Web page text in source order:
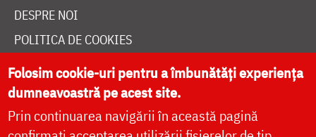
DESPRE NOI
POLITICA DE COOKIES
DONEAZĂ ONLINE PENTRU CATEDRALA NAȚIONALĂ
LIVE
Folosim cookie-uri pentru a îmbunătăți experiența
dumneavoastră pe acest site.
Prin continuarea navigării în această pagină